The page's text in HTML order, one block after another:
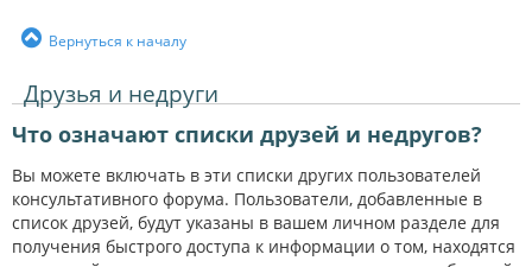
Вернуться к началу
Друзья и недруги
Что означают списки друзей и недругов?
Вы можете включать в эти списки других пользователей
консультативного форума. Пользователи, добавленные в
список друзей, будут указаны в вашем личном разделе для
получения быстрого доступа к информации о том, находятся